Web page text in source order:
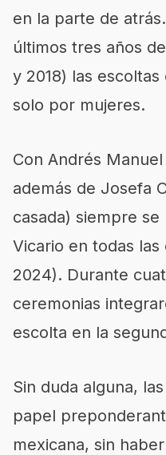
en la parte de
últimos tres años
y 2018) las
solo por mujeres.
Con Andrés
además de Josefa
casada) siempre
Vicario en todas las
2024). Durante
ceremonias
escolta en la
Sin duda alguna,
papel
mexicana, sin